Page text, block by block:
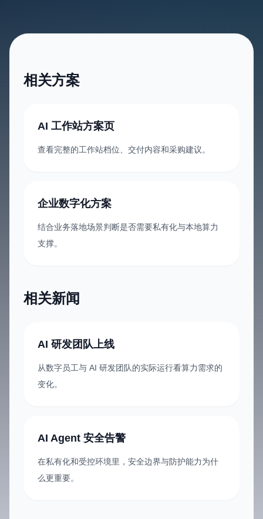
相关方案
AI 工作站方案页
查看完整的工作站档位、交付内容和采购建议。
企业数字化方案
结合业务落地场景判断是否需要私有化与本地算力
支撑。
相关新闻
AI 研发团队上线
从数字员工与 AI 研发团队的实际运行看算力需求的
变化。
AI Agent 安全告警
在私有化和受控环境里，安全边界与防护能力为什
么更重要。